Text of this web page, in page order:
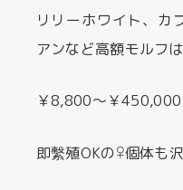
リリーホワイト、カ
アンなど高額モルフ
￥8,800～￥450,000
即繫殖OKの♀個体も